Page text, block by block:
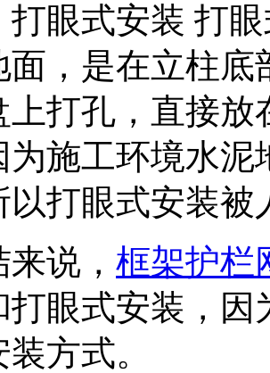
式安装 打眼
面，是在立柱
上打孔，直接
为施工环境水
以打眼式安装被
说， 框架护栏
打眼式安装，
方式。